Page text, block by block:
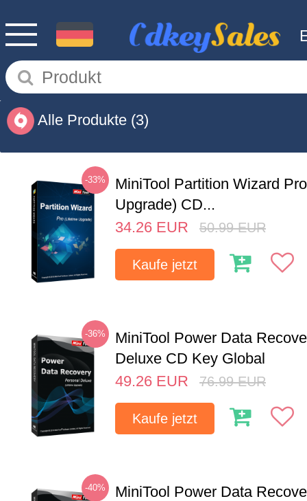
Alle Produkte (3)
-33%
MiniTool Partition Wizard
Upgrade) CD...
34.26 EUR 50.99 EUR
Kaufe jetzt
-36%
MiniTool Power Data
Deluxe CD Key Global
49.26 EUR 76.99 EUR
Kaufe jetzt
-40%
MiniTool Power Data